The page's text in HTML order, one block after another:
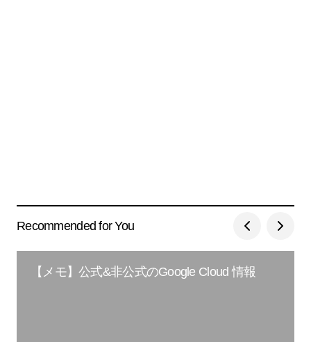
Recommended for You
【メモ】公式&非公式のGoogle Cloud 情報